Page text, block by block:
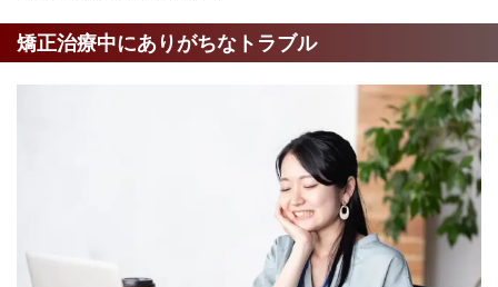
矯正治療中にありがちなトラブル